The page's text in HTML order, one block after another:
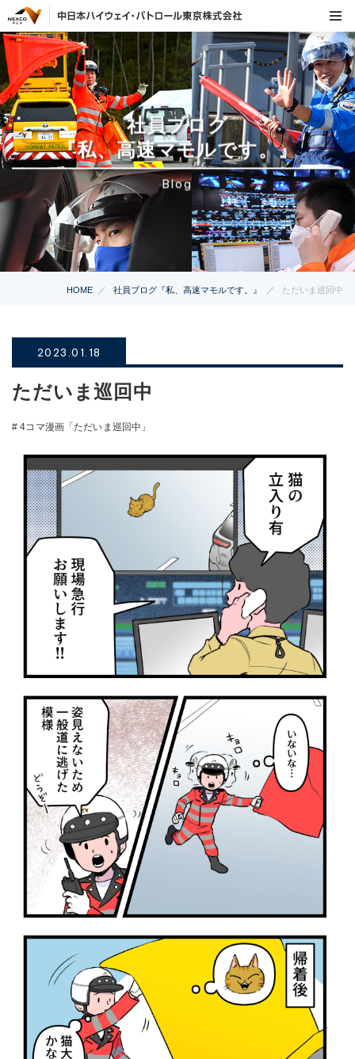
社員ブログ
『私、高速マモルです。』
Blog
HOME 社員ブログ『私、高速マモルです。』 ただいま巡回中
2023.01.18
ただいま巡回中
# 4コマ漫画「ただいま巡回中」